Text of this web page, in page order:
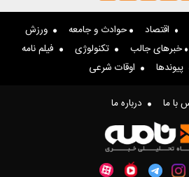
اقتصاد حوادث و جامعه
ورزش
خبرهای جالب تکنولوژی
فیلم نامه
پیوندها اوقات شرعی
با ما درباره ما